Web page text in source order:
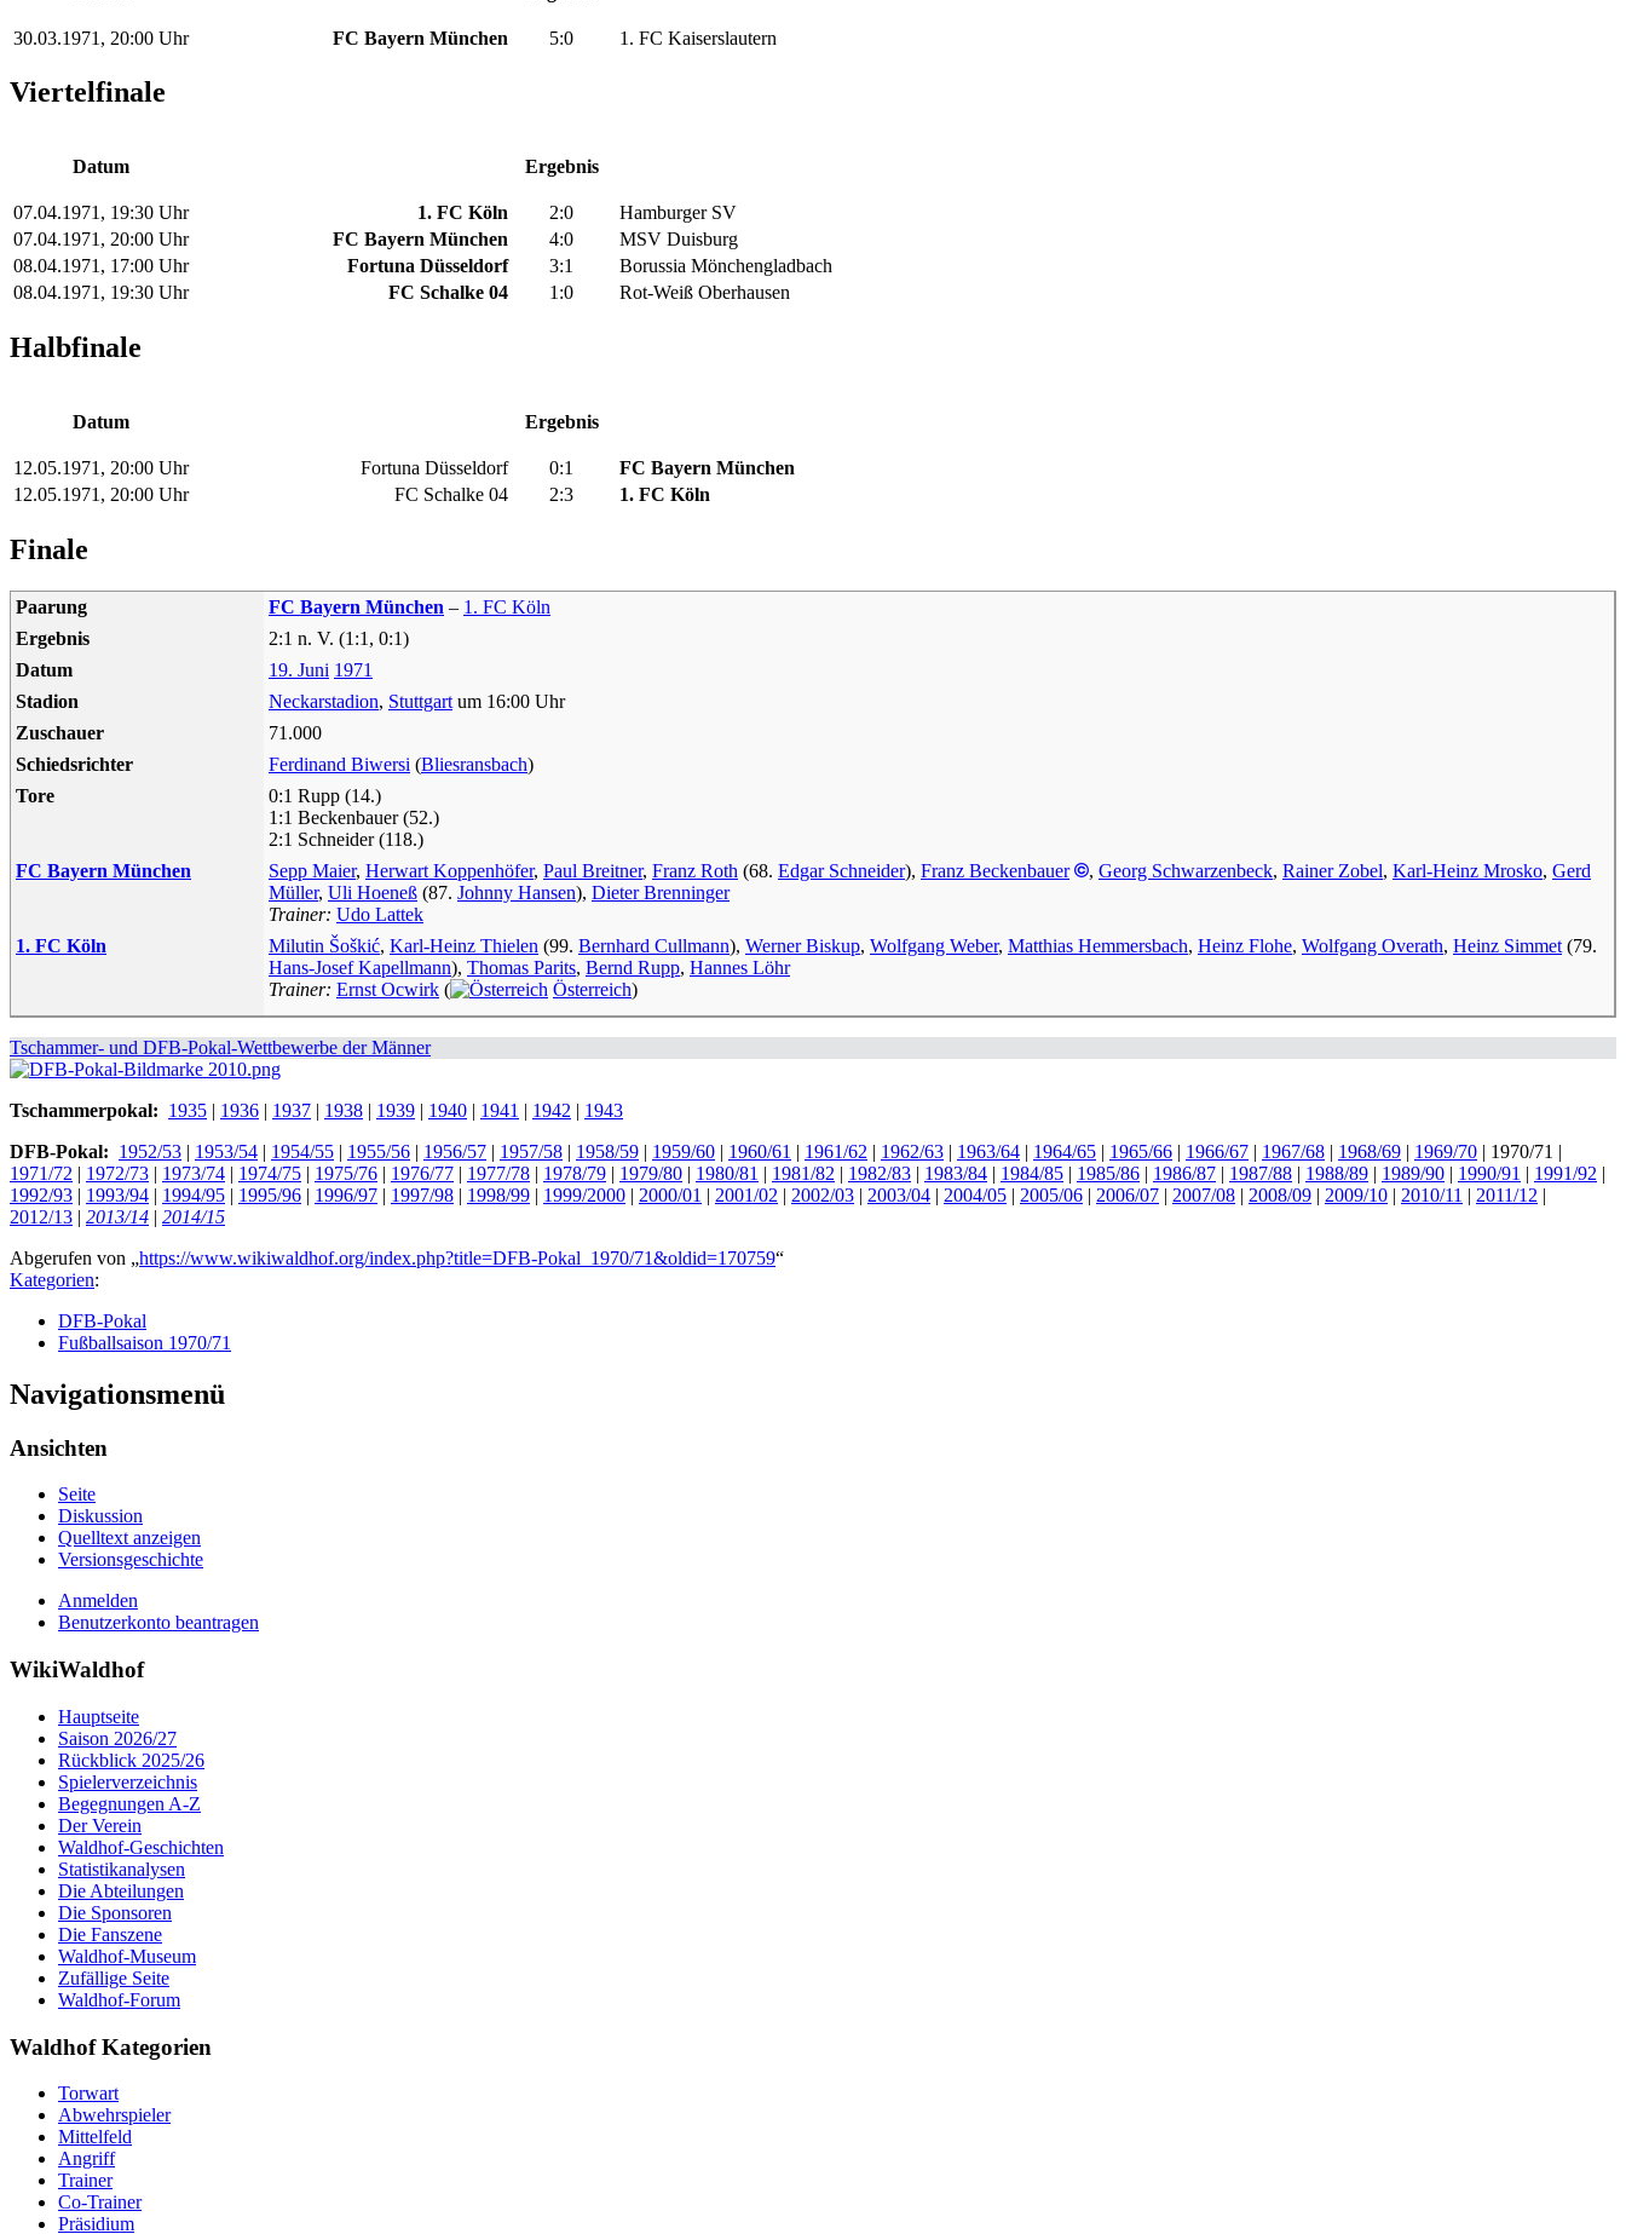
30.03.1971, 20:00 Uhr FC Bayern München 5:0 1. FC Kaiserslautern
Viertelfinale
Datum Ergebnis
07.04.1971, 19:30 Uhr 1. FC Köln 2:0
Hamburger SV
07.04.1971, 20:00 Uhr
FC Bayern München 4:0
MSV Duisburg
08.04.1971, 17:00 Uhr
Fortuna Düsseldorf 3:1
Borussia Mönchengladbach
08.04.1971, 19:30 Uhr
FC Schalke 04 1:0 Rot-Weiß Oberhausen
Halbfinale
Datum Ergebnis
12.05.1971, 20:00 Uhr Fortuna Düsseldorf 0:1
FC Bayern München
12.05.1971, 20:00 Uhr
FC Schalke 04 2:3 1. FC Köln
Finale
Paarung FC Bayern München – 1. FC Köln
Ergebnis
2:1 n. V. (1:1, 0:1)
Datum
19. Juni 1971
Stadion
Neckarstadion, Stuttgart um 16:00 Uhr
Zuschauer
71.000
Schiedsrichter
Ferdinand Biwersi (Bliesransbach)
Tore
0:1 Rupp (14.)
1:1 Beckenbauer (52.)
2:1 Schneider (118.)
FC Bayern München
Sepp Maier, Herwart Koppenhöfer, Paul Breitner, Franz Roth (68. Edgar Schneider), Franz Beckenbauer , Georg Schwarzenbeck, Rainer Zobel, Karl-Heinz Mrosko, Gerd
Müller, Uli Hoeneß (87. Johnny Hansen), Dieter Brenninger
Trainer: Udo Lattek
1. FC Köln
Milutin Šoškić, Karl-Heinz Thielen (99. Bernhard Cullmann), Werner Biskup, Wolfgang Weber, Matthias Hemmersbach, Heinz Flohe, Wolfgang Overath, Heinz Simmet (79.
Hans-Josef Kapellmann), Thomas Parits, Bernd Rupp, Hannes Löhr
Trainer: Ernst Ocwirk ( Österreich)
Tschammer- und DFB-Pokal-Wettbewerbe der Männer
Tschammerpokal: 1935 | 1936 | 1937 | 1938 | 1939 | 1940 | 1941 | 1942 | 1943
DFB-Pokal: 1952/53 | 1953/54 | 1954/55 | 1955/56 | 1956/57 | 1957/58 | 1958/59 | 1959/60 | 1960/61 | 1961/62 | 1962/63 | 1963/64 | 1964/65 | 1965/66 | 1966/67 | 1967/68 | 1968/69 | 1969/70 | 1970/71 |
1971/72 | 1972/73 | 1973/74 | 1974/75 | 1975/76 | 1976/77 | 1977/78 | 1978/79 | 1979/80 | 1980/81 | 1981/82 | 1982/83 | 1983/84 | 1984/85 | 1985/86 | 1986/87 | 1987/88 | 1988/89 | 1989/90 | 1990/91 | 1991/92 |
1992/93 | 1993/94 | 1994/95 | 1995/96 | 1996/97 | 1997/98 | 1998/99 | 1999/2000 | 2000/01 | 2001/02 | 2002/03 | 2003/04 | 2004/05 | 2005/06 | 2006/07 | 2007/08 | 2008/09 | 2009/10 | 2010/11 | 2011/12 |
2012/13 | 2013/14 | 2014/15
Abgerufen von „https://www.wikiwaldhof.org/index.php?title=DFB-Pokal_1970/71&oldid=170759“
Kategorien:
DFB-Pokal
Fußballsaison 1970/71
Navigationsmenü
Ansichten
Seite
Diskussion
Quelltext anzeigen
Versionsgeschichte
Anmelden
Benutzerkonto beantragen
WikiWaldhof
Hauptseite
Saison 2026/27
Rückblick 2025/26
Spielerverzeichnis
Begegnungen A-Z
Der Verein
Waldhof-Geschichten
Statistikanalysen
Die Abteilungen
Die Sponsoren
Die Fanszene
Waldhof-Museum
Zufällige Seite
Waldhof-Forum
Waldhof Kategorien
Torwart
Abwehrspieler
Mittelfeld
Angriff
Trainer
Co-Trainer
Präsidium